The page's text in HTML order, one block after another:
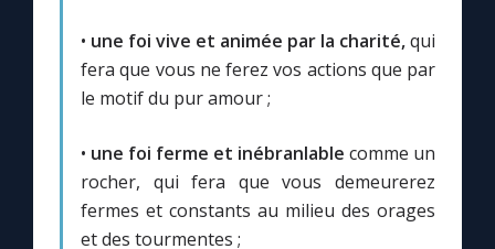
• une foi vive et animée par la charité,qui
fera que vous ne ferez vos actions que par
le motif du pur amour ;
• une foi ferme et inébranlable comme un
rocher, qui fera que vous demeurerez
fermes et constants au milieu des orages
et des tourmentes ;